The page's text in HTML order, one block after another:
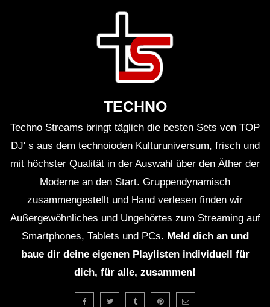
TECHNO
Techno Streams bringt täglich die besten Sets von TOP
DJ' s aus dem technoioden Kulturuniversum, frisch und
mit höchster Qualität in der Auswahl über den Äther der
Moderne an den Start. Gruppendynamisch
zusammengestellt und Hand verlesen finden wir
Außergewöhnliches und Ungehörtes zum Streaming auf
Smartphones, Tablets und PCs. Meld dich an und
baue dir deine eigenen Playlisten individuell für
dich, für alle, zusammen!